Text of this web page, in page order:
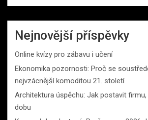
Nejnovější příspěvky
Online kvízy pro zábavu i učení
Ekonomika pozornosti: Proč se
nejvzácnější komoditou 21. století
Architektura úspěchu: Jak postavit
dobu